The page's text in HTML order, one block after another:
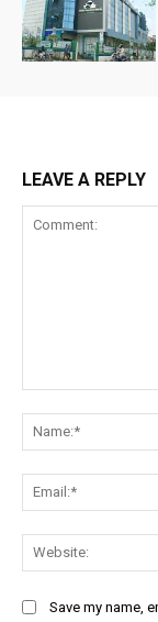
LEAVE A REPLY
Save my name,